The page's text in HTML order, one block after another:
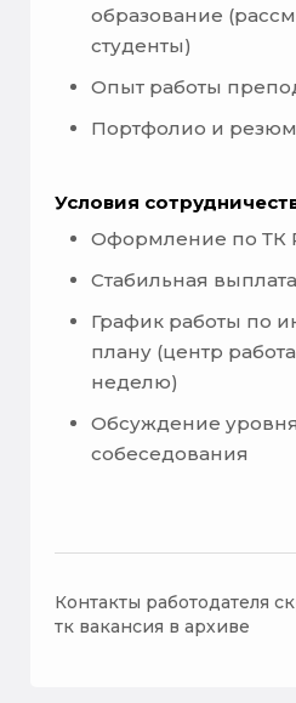
образование
студенты)
Опыт работы
Портфолио и
Условия
Оформление по ТК
Стабильная
График работы по
плану (центр
неделю)
Обсуждение
собеседования
Контакты работодателя
тк вакансия в архиве